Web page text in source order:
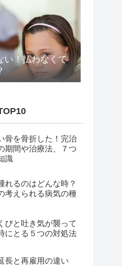
い！払わなくて
骨を骨折した！完治
期間や治療法、７つ
識
れるのはどんな時？
考えられる病気の種
びと吐き気が襲って
にとる５つの対処法
長と再雇用の違い